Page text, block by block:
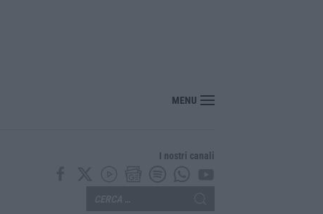
MENU
I nostri canali